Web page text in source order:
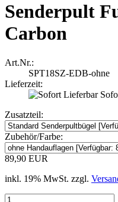
Senderpult
Carbon
Art.Nr.:
SPT18SZ-EDB-ohne
Lieferzeit:
Zusatzteil:
Zubehör/Farbe:
89,90 EUR
inkl. 19% MwSt. zzgl.